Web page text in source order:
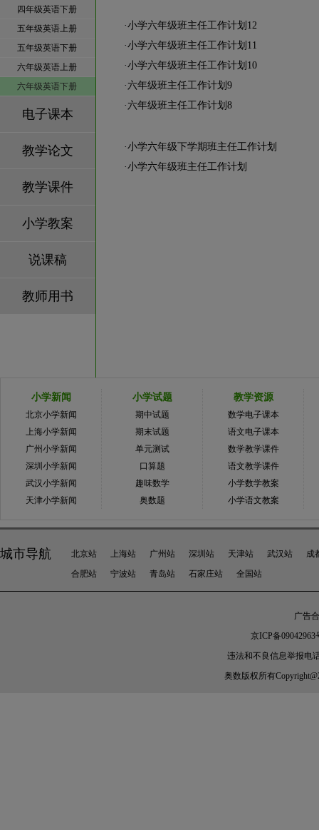
四年级英语下册
五年级英语上册
五年级英语下册
六年级英语上册
六年级英语下册
电子课本
教学论文
教学课件
小学教案
说课稿
教师用书
·小学六年级班主任工作计划12
·小学六年级班主任工作计划11
·小学六年级班主任工作计划10
·六年级班主任工作计划9
·六年级班主任工作计划8
·小学六年级下学期班主任工作计划
·小学六年级班主任工作计划
小学新闻
北京小学新闻
上海小学新闻
广州小学新闻
深圳小学新闻
武汉小学新闻
天津小学新闻
小学试题
期中试题
期末试题
单元测试
口算题
趣味数学
奥数题
教学资源
数学电子课本
语文电子课本
数学教学课件
语文教学课件
小学数学教案
小学语文教案
城市导航 北京站 上海站 广州站 深圳站 天津站 武汉站
成
合肥站
宁波站 青岛站 石家庄站 全国站
广告
京ICP备09042963
违法和不良信息举报电
奥数 版权所有